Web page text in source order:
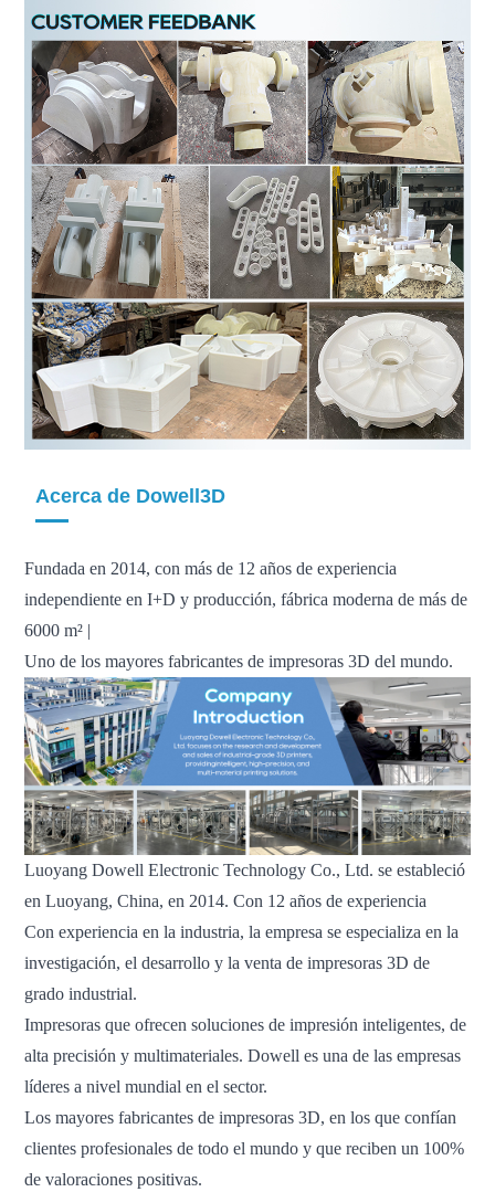
Acerca de Dowell3D
Fundada en 2014, con más de 12 años de experiencia
independiente en I+D y producción, fábrica moderna de más de
6000 m² |
Uno de los mayores fabricantes de impresoras 3D del mundo.
Luoyang Dowell Electronic Technology Co., Ltd. se estableció
en Luoyang, China, en 2014. Con 12 años de experiencia
Con experiencia en la industria, la empresa se especializa en la
investigación, el desarrollo y la venta de impresoras 3D de
grado industrial.
Impresoras que ofrecen soluciones de impresión inteligentes, de
alta precisión y multimateriales. Dowell es una de las empresas
líderes a nivel mundial en el sector.
Los mayores fabricantes de impresoras 3D, en los que confían
clientes profesionales de todo el mundo y que reciben un 100%
de valoraciones positivas.